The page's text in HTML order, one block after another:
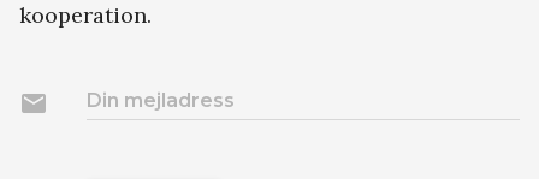
kooperation.
email Din mejladress